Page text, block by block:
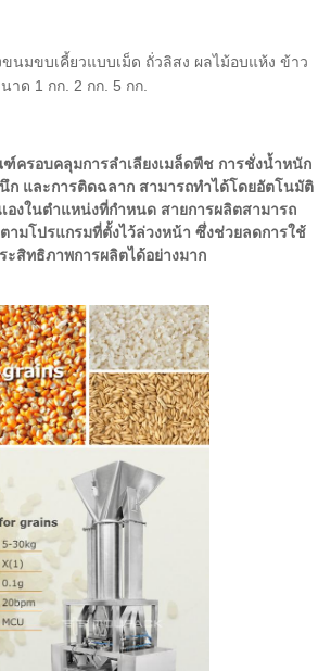
ขนมขบเคี้ยวแบบเม็ด ถั่วลิสง ผลไม้อบแห้ง ข้าว
ด 1 กก. 2 กก. 5 กก.
ครอบคลุมการลำเลียงเมล็ดพืช การชั่งน้ำหนัก
ก และการติดฉลาก สามารถทำได้โดยอัตโนมัติ
เองในตำแหน่งที่กำหนด สายการผลิตสามารถ
ามโปรแกรมที่ตั้งไว้ล่วงหน้า ซึ่งช่วยลดการใช้
ะสิทธิภาพการผลิตได้อย่างมาก